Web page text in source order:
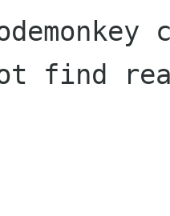
find